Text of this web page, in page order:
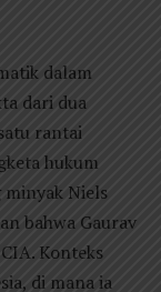
dalam
dari dua
rantai
hukum
minyak Niels
bahwa Gaurav
Konteks
di mana ia